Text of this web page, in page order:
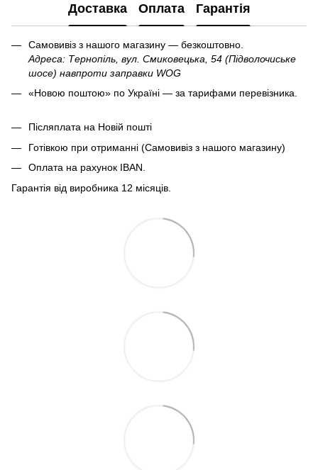
Доставка Оплата Гарантія
Самовивіз з нашого магазину — безкоштовно.
Адреса: Тернопіль, вул. Смиковецька, 54 (Підволочиське
шосе) навпроти заправки WOG
«Новою поштою» по Україні — за тарифами перевізника.
Післяплата на Новій пошті
Готівкою при отриманні (Самовивіз з нашого магазину)
Оплата на рахунок IBAN.
Гарантія від виробника 12 місяців.